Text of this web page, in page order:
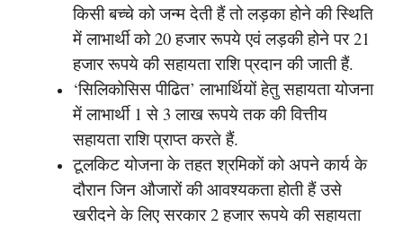
किसी बच्चे को जन्म देती हैं तो लड़का होने की स्थिति
में लाभार्थी को 20 हजार रूपये एवं लड़की होने पर 21
हजार रूपये की सहायता राशि प्रदान की जाती हैं.
‘सिलिकोसिस पीढित’ लाभार्थियों हेतु सहायता योजना
में लाभार्थी 1 से 3 लाख रूपये तक की वित्तीय
सहायता राशि प्राप्त करते हैं.
टूलकिट योजना के तहत श्रमिकों को अपने कार्य के
दौरान जिन औजारों की आवश्यकता होती हैं उसे
खरीदने के लिए सरकार 2 हजार रूपये की सहायता